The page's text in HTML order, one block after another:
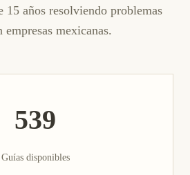
15 años resolviendo problemas
empresas mexicanas.
539
Guías disponibles